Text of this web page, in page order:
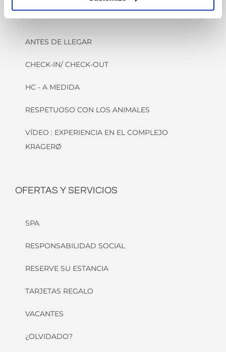
HUÉSPED EN EL HOTEL
ANTES DE LLEGAR
CHECK-IN/ CHECK-OUT
HC - A MEDIDA
RESPETUOSO CON LOS ANIMALES
VÍDEO : EXPERIENCIA EN EL COMPLEJO
KRAGERØ
OFERTAS Y SERVICIOS
SPA
RESPONSABILIDAD SOCIAL
RESERVE SU ESTANCIA
TARJETAS REGALO
VACANTES
¿OLVIDADO?